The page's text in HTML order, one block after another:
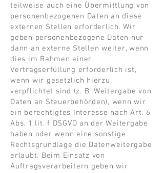
teilweise auch eine Übermittlung von
personenbezogenen Daten an diese
externen Stellen erforderlich. Wir
geben personenbezogene Daten nur
dann an externe Stellen weiter, wenn
dies im Rahmen einer
Vertragserfüllung erforderlich ist,
wenn wir gesetzlich hierzu
verpflichtet sind (z. B. Weitergabe von
Daten an Steuerbehörden), wenn wir
ein berechtigtes Interesse nach Art. 6
Abs. 1 lit. f DSGVO an der Weitergabe
haben oder wenn eine sonstige
Rechtsgrundlage die Datenweitergabe
erlaubt. Beim Einsatz von
Auftragsverarbeitern geben wir